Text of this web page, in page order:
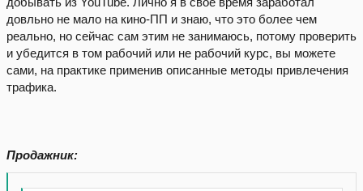
довльно не мало на кино-ПП и знаю, что это более чем
реально, но сейчас сам этим не занимаюсь, потому проверить
и убедится в том рабочий или не рабочий курс, вы можете
сами, на практике применив описанные методы привлечения
трафика.
Продажник: